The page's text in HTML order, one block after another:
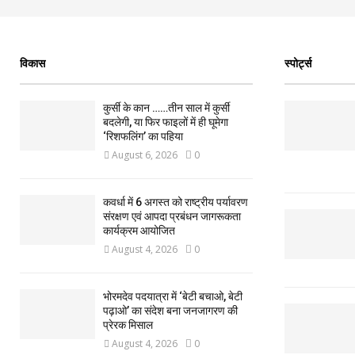
विकास
कुर्सी के कान ……तीन साल में कुर्सी
बदलेगी, या फिर फाइलों में ही घूमेगा
‘रिशफलिंग’ का पहिया
August 6, 2026 0
कवर्धा में 6 अगस्त को राष्ट्रीय पर्यावरण
संरक्षण एवं आपदा प्रबंधन जागरूकता
कार्यक्रम आयोजित
August 4, 2026 0
भोरमदेव पदयात्रा में ‘बेटी बचाओ, बेटी
पढ़ाओ’ का संदेश बना जनजागरण की
प्रेरक मिसाल
August 4, 2026 0
स्पोर्ट्स